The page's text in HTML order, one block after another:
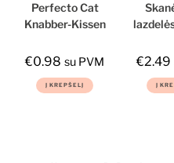
Perfecto Cat
Knabber-Kissen
traškios
kreminiu įdaru,
€0.98 su PVM
Į KREPŠELĮ
€2.49
Į